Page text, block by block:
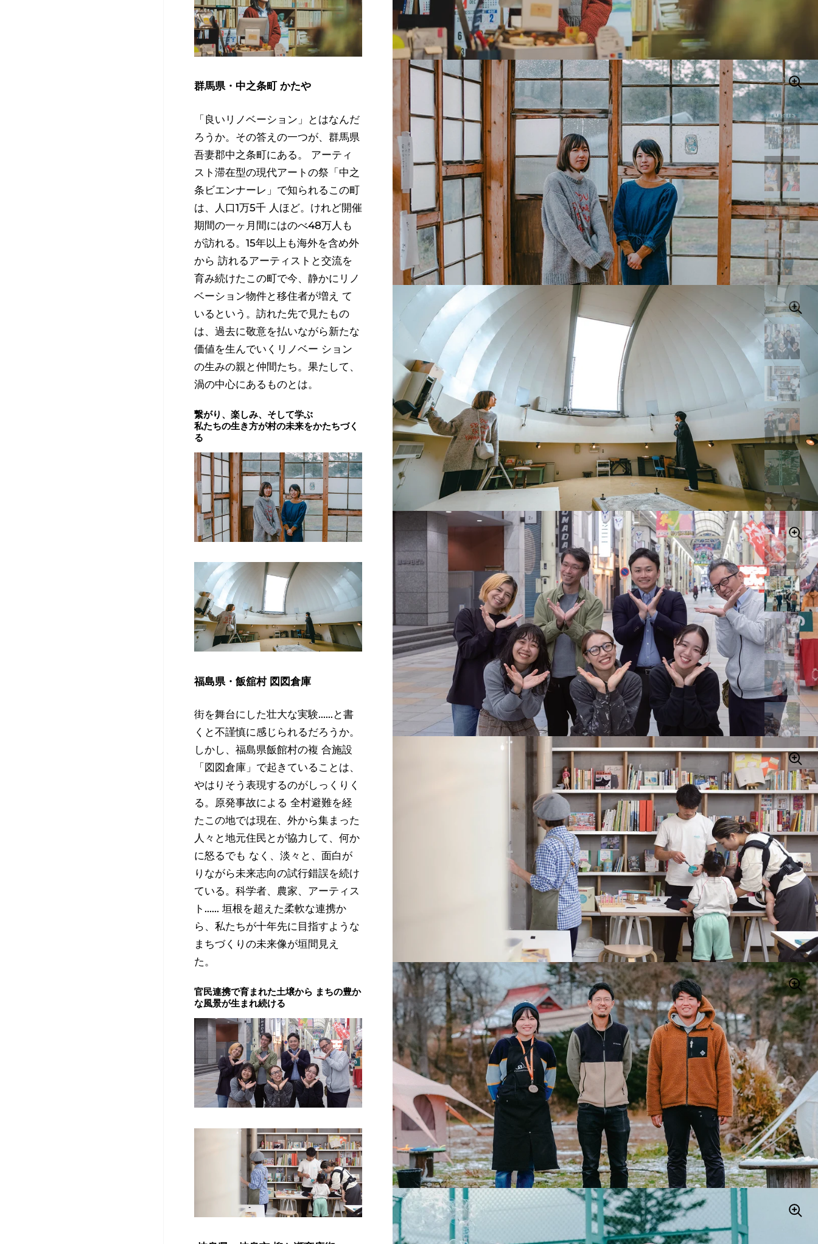
群馬県・中之条町 かたや
「良いリノベーション」とはなんだ
ろうか。その答えの一つが、群馬県
吾妻郡中之条町にある。
アーティ
スト滞在型の現代アートの祭「中之
条ビエンナーレ」で知られるこの町
は、人口1万5千 人ほど。けれど開催
期間の一ヶ月間にはのべ48万人も
が訪れる。15年以上も海外を含め外
から 訪れるアーティストと交流を
育み続けたこの町で今、静かにリノ
ベーション物件と移住者が増え て
いるという。訪れた先で見たもの
は、過去に敬意を払いながら新たな
価値を生んでいくリノベー ション
の生みの親と仲間たち。果たして、
渦の中心にあるものとは。
繋がり、楽しみ、そして学ぶ
私たちの生き方が村の未来をかたちづく
る
福島県・飯舘村 図図倉庫
街を舞台にした壮大な実験......と書
くと不謹慎に感じられるだろうか。
しかし、福島県飯館村の複 合施設
「図図倉庫」で起きていることは、
やはりそう表現するのがしっくりく
る。原発事故による 全村避難を経
たこの地では現在、外から集まった
人々と地元住民とが協力して、何か
に怒るでも なく、淡々と、面白が
りながら未来志向の試行錯誤を続け
ている。科学者、農家、アーティス
ト...... 垣根を超えた柔軟な連携か
ら、私たちが十年先に目指すような
まちづくりの未来像が垣間見え
た。
官民連携で育まれた土壌から まちの豊か
な風景が生まれ続ける